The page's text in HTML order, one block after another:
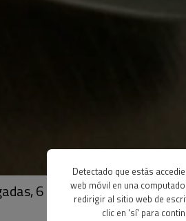
6 pulgadas, 8 pulgadas
Detectado que estás
web móvil en una
redirigir al sitio web de
clic en 'sí' para